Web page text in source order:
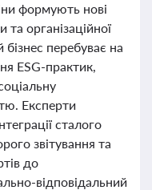
формують нові
організаційної
перебуває на
ESG-практик,
Експерти
сталого
звітування та
до
відповідальний